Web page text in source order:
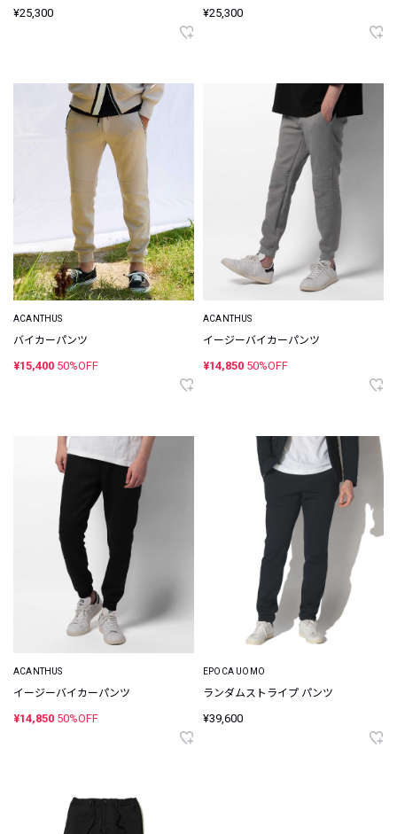
¥25,300 ¥25,300
ACANTHUS
バイカーパンツ
¥15,400 50%OFF
ACANTHUS
イージーバイカーパンツ
¥14,850 50%OFF
ACANTHUS
イージーバイカーパンツ
¥14,850 50%OFF
EPOCA UOMO
ランダムストライプ パンツ
¥39,600